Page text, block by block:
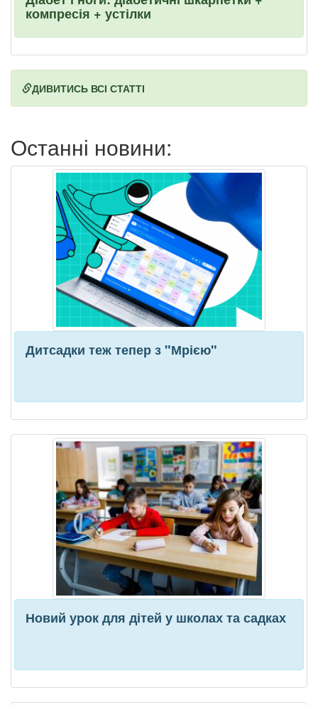
компресія + устілки
ДИВИТИСЬ ВСІ СТАТТІ
Останні новини:
Дитсадки теж тепер з "Мрією"
Новий урок для дітей у школах та садках